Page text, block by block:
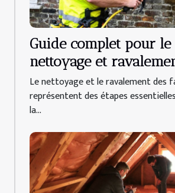
Guide complet pour le
nettoyage et
façades
Le nettoyage et le ravalement des
représentent des étapes
la...